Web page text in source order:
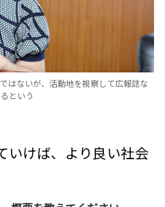
はないが、活動地を視察して広報誌な
という
いけば、より良い社会